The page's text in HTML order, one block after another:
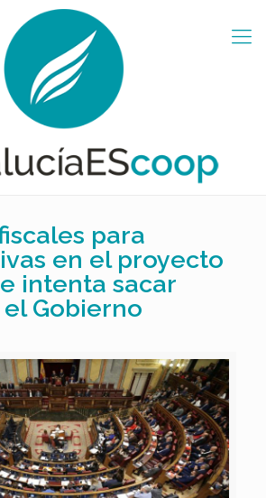
para
en el proyecto
intenta sacar
Gobierno